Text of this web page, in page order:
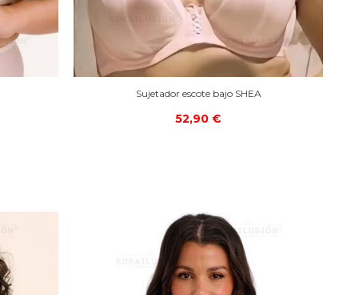
Sujetador escote bajo SHEA
52,90 €